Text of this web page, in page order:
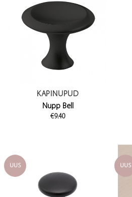
KAPINUPUD
Nupp Bell
€9.40
UUS UUS